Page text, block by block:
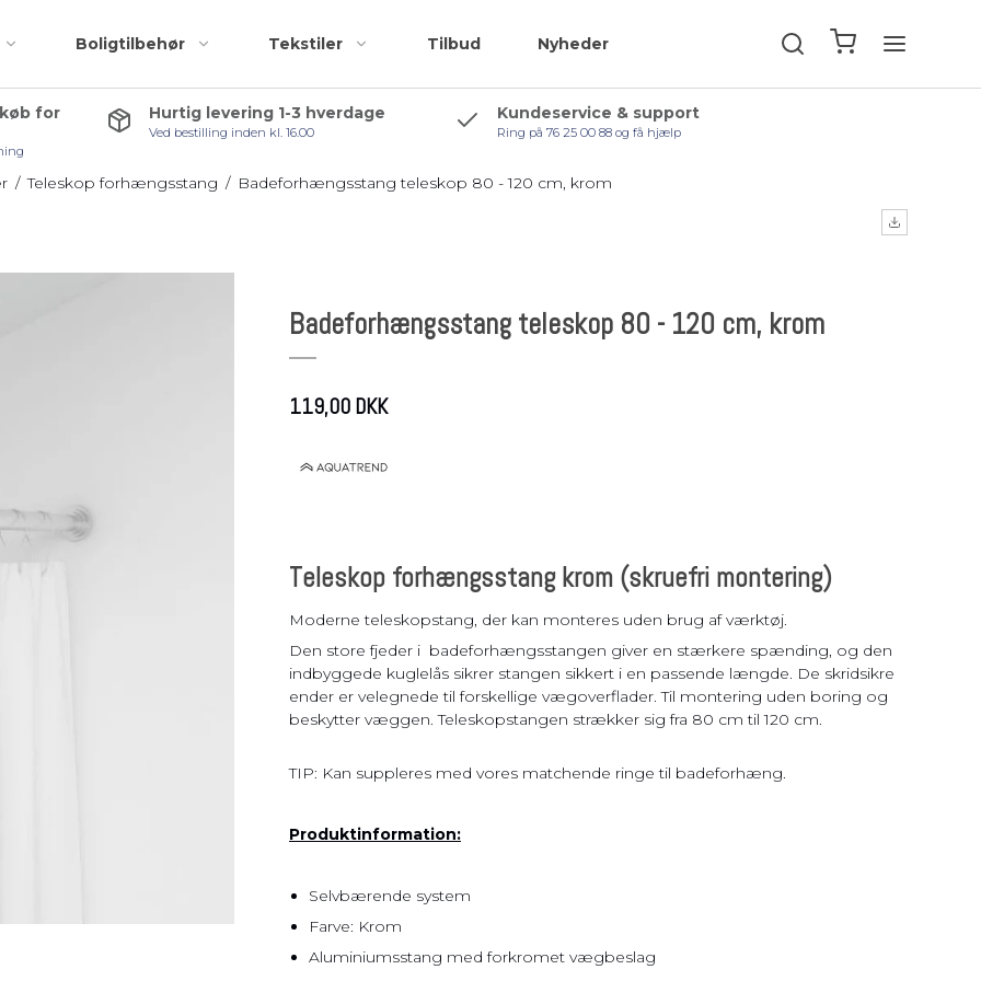
Badeforhæng
Bademåtter
toilettasker
Accessories
Bruseskraber
Toiletbørster
Toiletrulleholder
Tilbehørspakker
vasketøjskurv
Boligtilbehør Tekstiler Tilbud Nyheder
for
Hurtig levering 1-3 hverdage
Ved bestilling inden kl. 16.00
Kundeservice & support
Ring på 76 25 00 88 og få hjælp
/ Teleskop forhængsstang / Badeforhængsstang teleskop 80 - 120 cm, krom
Badeforhængsstang teleskop 80 - 120 cm, krom
119,00 DKK
Teleskop forhængsstang krom (skruefri montering)
Moderne teleskopstang, der kan monteres uden brug af værktøj.
Den store fjeder i badeforhængsstangen giver en stærkere spænding, og den
indbyggede kuglelås sikrer stangen sikkert i en passende længde. De skridsikre
ender er velegnede til forskellige vægoverflader. Til montering uden boring og
beskytter væggen. Teleskopstangen strækker sig fra 80 cm til 120 cm.
TIP: Kan suppleres med vores matchende ringe til badeforhæng.
Produktinformation:
Selvbærende system
Farve: Krom
Aluminiumsstang med forkromet vægbeslag